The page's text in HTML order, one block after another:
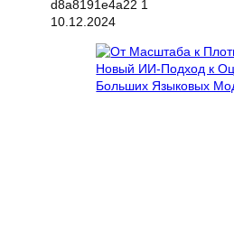
10.12.2024